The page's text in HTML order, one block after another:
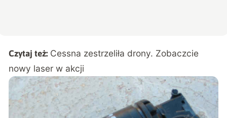
Czytaj też: Cessna zestrzeliła drony. Zobaczcie
nowy laser w akcji